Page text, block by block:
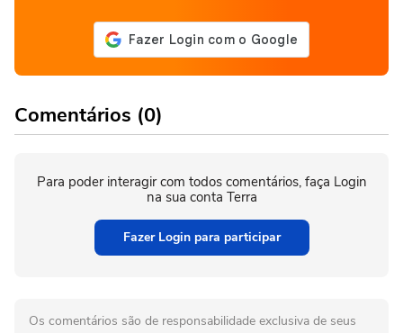
Comentários (0)
Para poder interagir com todos comentários, faça Login
na sua conta Terra
Fazer Login para participar
Os comentários são de responsabilidade exclusiva de seus